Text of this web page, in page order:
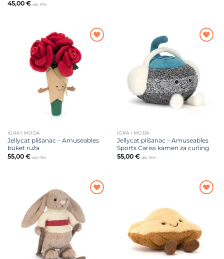
45,00 € uklj. PDV
IGRA I MODA
Jellycat plišanac – Amuseables
buket ruža
55,00 € uklj. PDV
IGRA I MODA
Jellycat plišanac – Amuseables
Sports Cariss kamen za curling
55,00 € uklj. PDV